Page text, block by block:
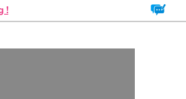
!